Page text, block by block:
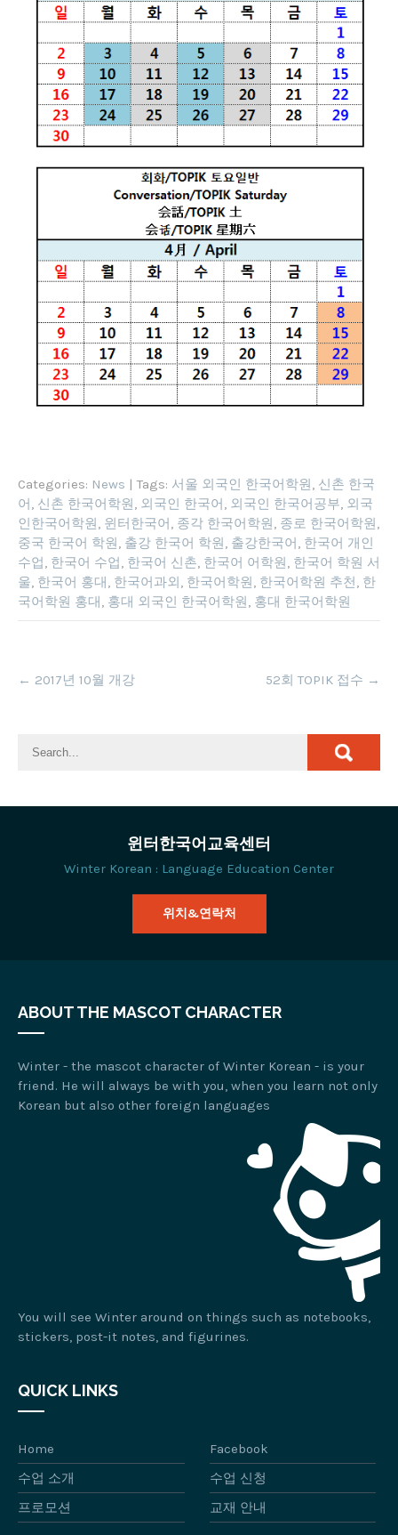
Categories: News | Tags: 서울 외국인 한국어학원, 신촌 한국
어, 신촌 한국어학원, 외국인 한국어, 외국인 한국어공부, 외국
인한국어학원, 윈터한국어, 종각 한국어학원, 종로 한국어학원,
중국 한국어 학원, 출강 한국어 학원, 출강한국어, 한국어 개인
수업, 한국어 수업, 한국어 신촌, 한국어 어학원, 한국어 학원 서
울, 한국어 홍대, 한국어과외, 한국어학원, 한국어학원 추천, 한
국어학원 홍대, 홍대 외국인 한국어학원, 홍대 한국어학원
navigation
← 2017년 10월 개강 52회 TOPIK 접수 →
윈터한국어교육센터
Winter Korean : Language Education Center
위치&연락처
ABOUT THE MASCOT CHARACTER
Winter - the mascot character of Winter Korean - is your
friend. He will always be with you, when you learn not only
Korean but also other foreign languages
You will see Winter around on things such as notebooks,
stickers, post-it notes, and figurines.
QUICK LINKS
Home
Facebook
수업 소개
수업 신청
프로모션
교재 안내